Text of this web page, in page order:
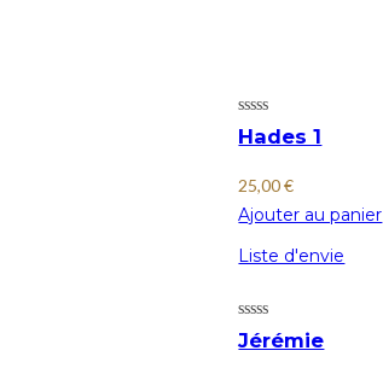
Hades 1
25,00€
Ajouter au panier
Liste d'envie
Jérémie